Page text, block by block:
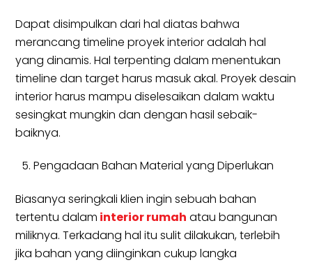
Dapat disimpulkan dari hal diatas bahwa
merancang timeline proyek interior adalah hal
yang dinamis. Hal terpenting dalam menentukan
timeline dan target harus masuk akal. Proyek desain
interior harus mampu diselesaikan dalam waktu
sesingkat mungkin dan dengan hasil sebaik-
baiknya.
Pengadaan Bahan Material yang Diperlukan
Biasanya seringkali klien ingin sebuah bahan
tertentu dalam interior rumah atau bangunan
miliknya. Terkadang hal itu sulit dilakukan, terlebih
jika bahan yang diinginkan cukup langka